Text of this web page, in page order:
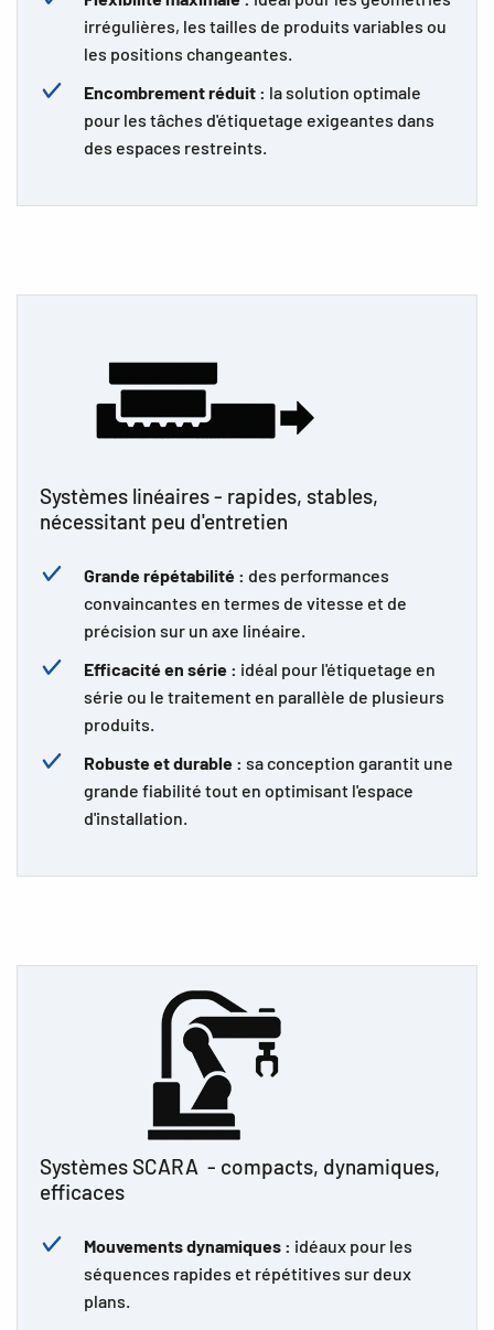
irrégulières, les tailles de produits variables ou
les positions changeantes.
Encombrement réduit : la solution optimale
pour les tâches d'étiquetage exigeantes dans
des espaces restreints.
Systèmes linéaires - rapides, stables,
nécessitant peu d'entretien
Grande répétabilité : des performances
convaincantes en termes de vitesse et de
précision sur un axe linéaire.
Efficacité en série : idéal pour l'étiquetage en
série ou le traitement en parallèle de plusieurs
produits.
Robuste et durable : sa conception garantit une
grande fiabilité tout en optimisant l'espace
d'installation.
Systèmes SCARA - compacts, dynamiques,
efficaces
Mouvements dynamiques : idéaux pour les
séquences rapides et répétitives sur deux
plans.